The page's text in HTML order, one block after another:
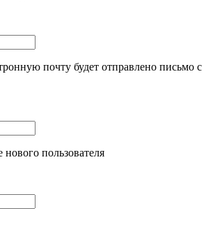
почту будет отправлено письмо с
пользователя